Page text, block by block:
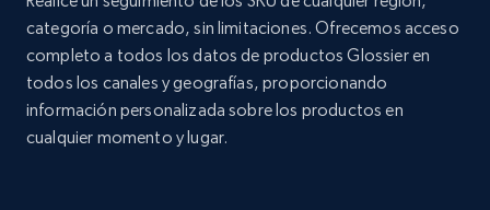
URL, Product id, Listing inventory id, Title, Rating,
Reviews count shop, Reviews count item, Initial
price, and more.
1.9K+ 323+
categoría o mercado, sin limitaciones. Ofrecemos acceso
completo a todos los datos de productos Glossier en
todos los canales y geografías, proporcionando
información personalizada sobre los productos en
cualquier momento y lugar.